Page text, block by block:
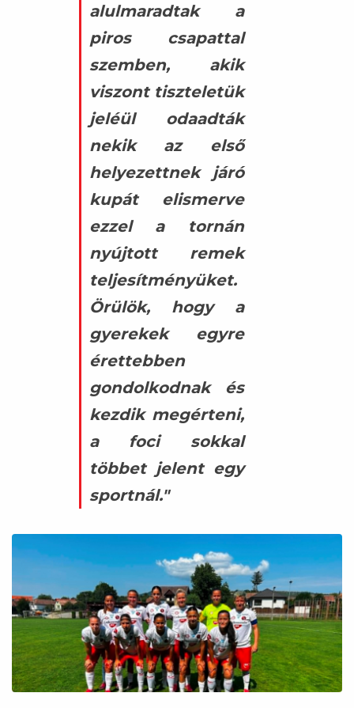
alulmaradtak a
piros csapattal
szemben, akik
viszont tiszteletük
jeléül odaadták
nekik az első
helyezettnek járó
kupát elismerve
ezzel a tornán
nyújtott remek
teljesítményüket.
Örülök, hogy a
gyerekek egyre
érettebben
gondolkodnak és
kezdik megérteni,
a foci sokkal
többet jelent egy
sportnál."